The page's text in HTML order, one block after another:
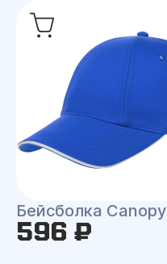
Бейсболка Canopy
596 ₽